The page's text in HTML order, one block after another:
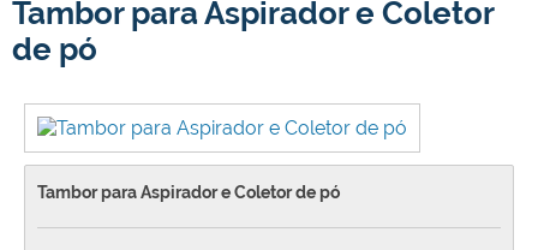
Tambor para Aspirador e Coletor
de pó
Tambor para Aspirador e Coletor de pó